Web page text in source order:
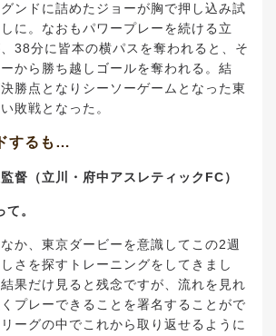
ンドに詰めたジョーが胸で押し込み試
に。なおもパワープレーを続ける立
38分に皆本の横パスを奪われると、そ
から勝ち越しゴールを奪われる。結
勝点となりシーソーゲームとなった東
敗戦となった。
するも…
督（立川・府中アスレティックFC）
。
か、東京ダービーを意識してこの2週
さを探すトレーニングをしてきまし
果だけ見ると残念ですが、流れを見れ
プレーできることを署名することがで
ーグの中でこれから取り返せるように